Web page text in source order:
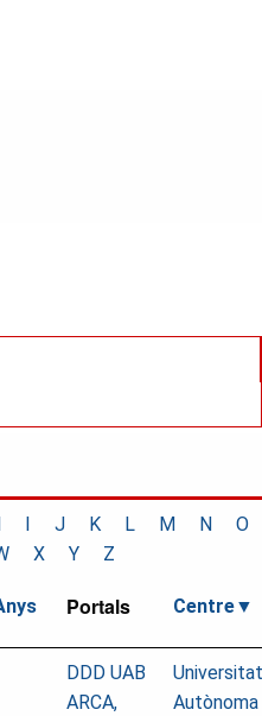
I J K L M N
O
X Y Z
Portals Centre
DDD UAB
ARCA,
Universitat
Autònoma